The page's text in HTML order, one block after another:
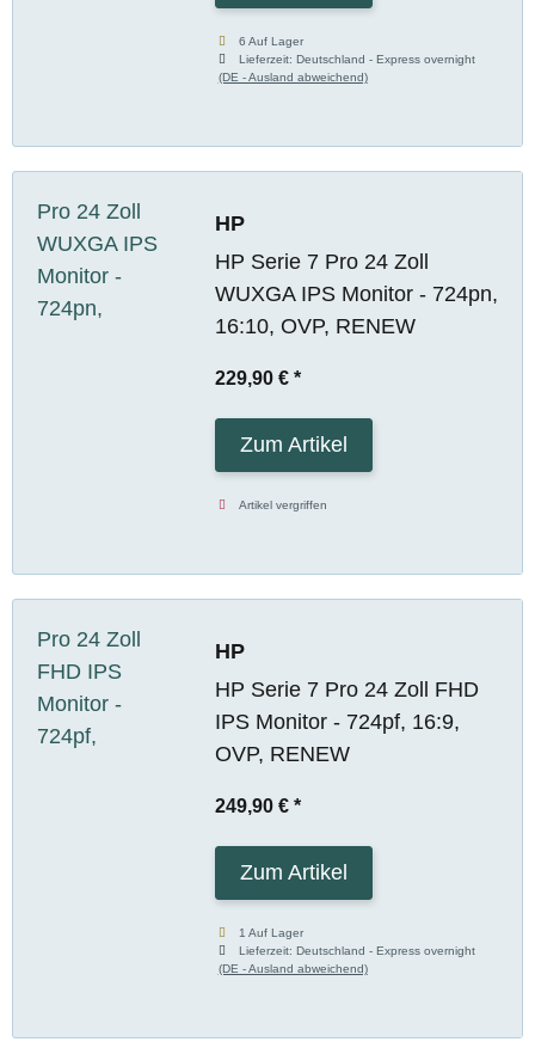
6 Auf Lager
Lieferzeit:Deutschland - Express overnight
(DE - Ausland abweichend)
HP
HP Serie 7 Pro 24 Zoll
WUXGA IPS Monitor - 724pn,
16:10, OVP, RENEW
229,90 € *
Zum Artikel
Artikel vergriffen
HP
HP Serie 7 Pro 24 Zoll FHD
IPS Monitor - 724pf, 16:9,
OVP, RENEW
249,90 € *
Zum Artikel
1 Auf Lager
Lieferzeit:Deutschland - Express overnight
(DE - Ausland abweichend)